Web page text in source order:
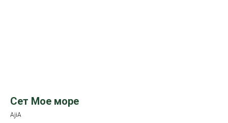
Сет Мое море
AjiA